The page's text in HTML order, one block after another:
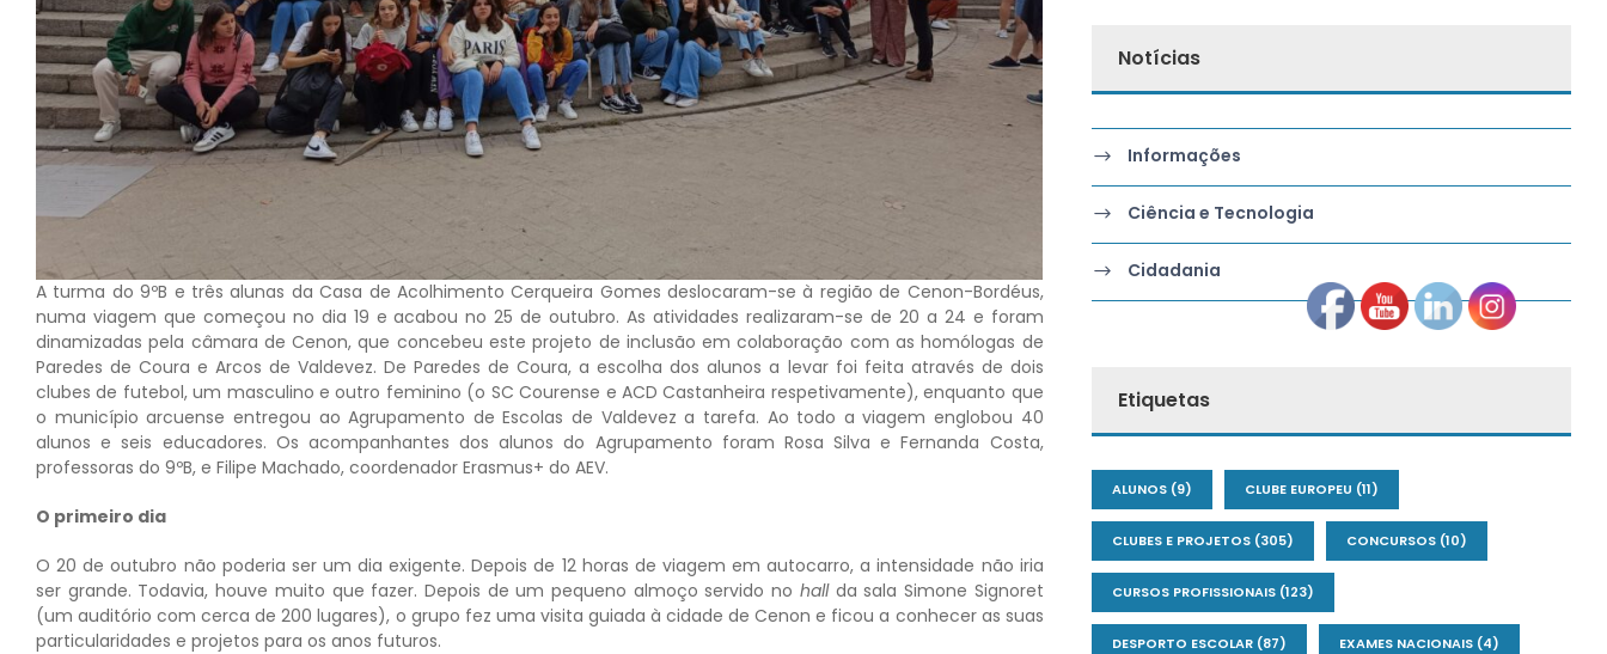
A turma do 9ºB e três alunas da Casa de Acolhimento Cerqueira Gomes deslocaram-se à região de Cenon-Bordéus,
numa viagem que começou no dia 19 e acabou no 25 de outubro. As atividades realizaram-se de 20 a 24 e foram
dinamizadas pela câmara de Cenon, que concebeu este projeto de inclusão em colaboração com as homólogas de
Paredes de Coura e Arcos de Valdevez. De Paredes de Coura, a escolha dos alunos a levar foi feita através de dois
clubes de futebol, um masculino e outro feminino (o SC Courense e ACD Castanheira respetivamente), enquanto que
o município arcuense entregou ao Agrupamento de Escolas de Valdevez a tarefa. Ao todo a viagem englobou 40
alunos e seis educadores. Os acompanhantes dos alunos do Agrupamento foram Rosa Silva e Fernanda Costa,
professoras do 9ºB, e Filipe Machado, coordenador Erasmus+ do AEV.
O primeiro dia
O 20 de outubro não poderia ser um dia exigente. Depois de 12 horas de viagem em autocarro, a intensidade não iria
ser grande. Todavia, houve muito que fazer. Depois de um pequeno almoço servido no hallda sala Simone Signoret
(um auditório com cerca de 200 lugares), o grupo fez uma visita guiada à cidade de Cenon e ficou a conhecer as suas
particularidades e projetos para os anos futuros.
Notícias
Informações
Ciência e Tecnologia
Cidadania
Etiquetas
ALUNOS(9) CLUBE EUROPEU (11)
CLUBES E PROJETOS(305) CONCURSOS(10)
CURSOS PROFISSIONAIS(123)
DESPORTO ESCOLAR(87) EXAMES NACIONAIS(4)